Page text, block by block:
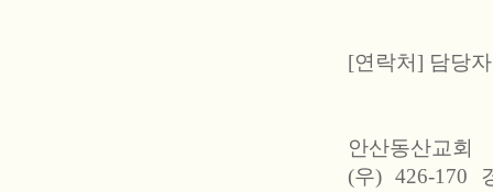
[연락처] 담당
안산동산교회
(우) 426-170